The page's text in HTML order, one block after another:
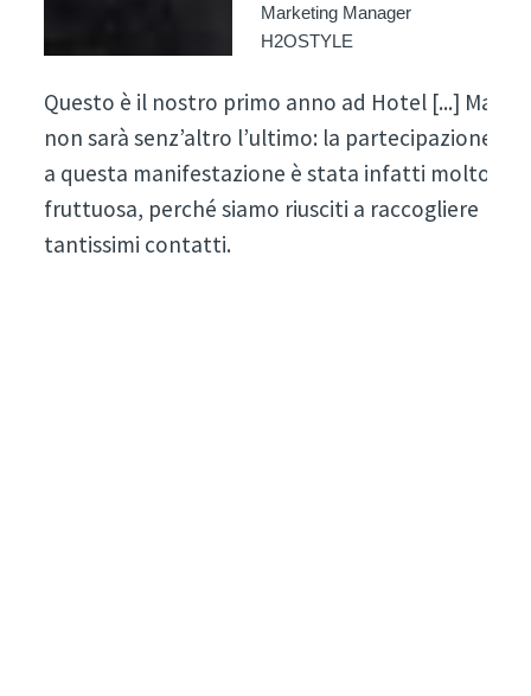
Marketing Manager
H2OSTYLE
Questo è il nostro primo anno ad Hotel [...] Ma
non sarà senz’altro l’ultimo: la partecipazione
a questa manifestazione è stata infatti molto
fruttuosa, perché siamo riusciti a raccogliere
tantissimi contatti.